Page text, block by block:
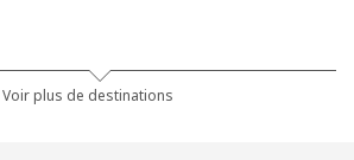
⁦4.5c⁩
111 min pour
Voir plus de destinations